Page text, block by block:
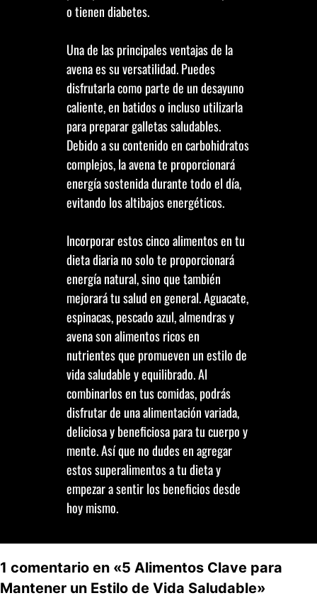
o tienen diabetes.
Una de las principales ventajas de la
avena es su versatilidad. Puedes
disfrutarla como parte de un desayuno
caliente, en batidos o incluso utilizarla
para preparar galletas saludables.
Debido a su contenido en carbohidratos
complejos, la avena te proporcionará
energía sostenida durante todo el día,
evitando los altibajos energéticos.
Incorporar estos cinco alimentos en tu
dieta diaria no solo te proporcionará
energía natural, sino que también
mejorará tu salud en general. Aguacate,
espinacas, pescado azul, almendras y
avena son alimentos ricos en
nutrientes que promueven un estilo de
vida saludable y equilibrado. Al
combinarlos en tus comidas, podrás
disfrutar de una alimentación variada,
deliciosa y beneficiosa para tu cuerpo y
mente. Así que no dudes en agregar
estos superalimentos a tu dieta y
empezar a sentir los beneficios desde
hoy mismo.
1 comentario en «5 Alimentos Clave para
Mantener un Estilo de Vida Saludable»